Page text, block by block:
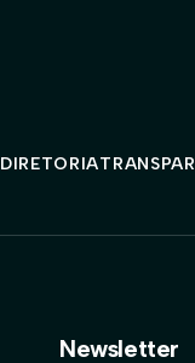
DIRETORIA
Newsletter